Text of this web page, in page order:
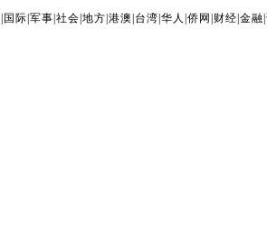
国际 |军事 |社会 |地方 |港澳 台湾 |华人 |侨网 财经 |金融 |